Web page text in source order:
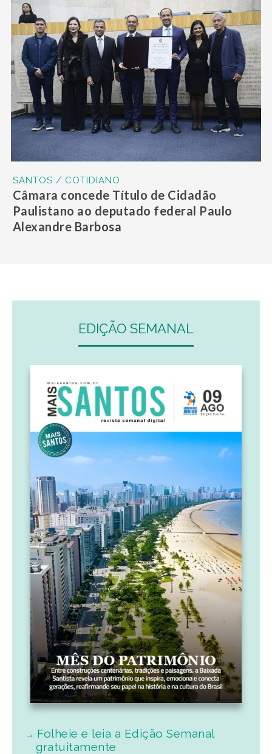
SANTOS / COTIDIANO
Câmara concede Título de Cidadão
Paulistano ao deputado federal Paulo
Alexandre Barbosa
EDIÇÃO SEMANAL
Folheie e leia a Edição Semanal
gratuitamente